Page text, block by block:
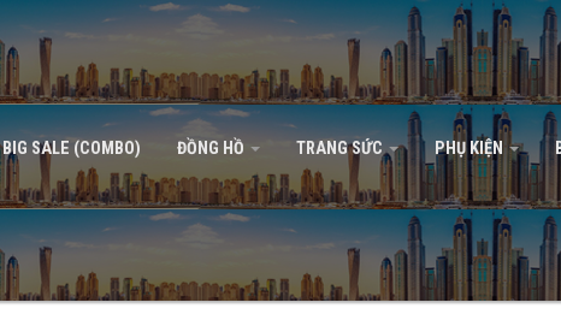
BIG SALE (COMBO) ĐỒNG HỒ TRANG SỨC PHỤ KIỆN